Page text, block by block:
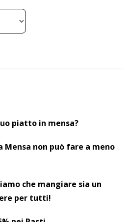
piatto in mensa?
Mensa non può fare a meno
che mangiare sia un
per tutti!